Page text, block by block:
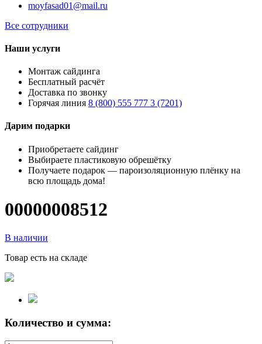
moyfasad01@mail.ru
Все сотрудники
Наши услуги
Монтаж сайдинга
Бесплатный расчёт
Доставка по звонку
Горячая линия 8 (800) 555 777 3 (7201)
Дарим подарки
Приобретаете сайдинг
Выбираете пластиковую обрешётку
Получаете подарок — пароизоляционную плёнку на
всю площадь дома!
00000008512
В наличии
Товар есть на складе
Количество и сумма: